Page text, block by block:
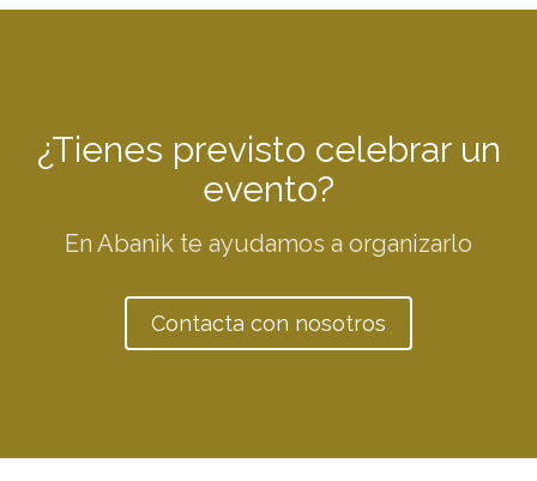
¿Tienes previsto celebrar un
evento?
En Abanik te ayudamos a organizarlo
Contacta con nosotros